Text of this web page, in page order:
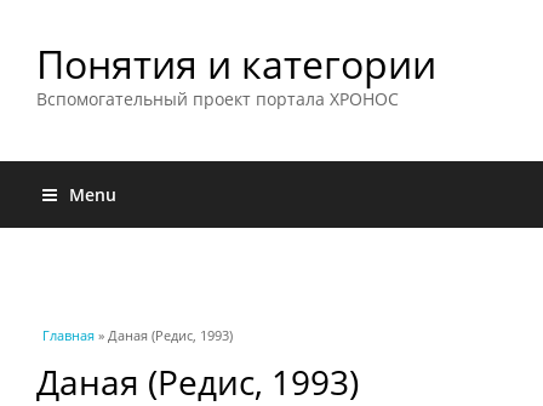
Понятия и категории
Вспомогательный проект портала ХРОНОС
Menu
Вы здесь
Главная » Даная (Редис, 1993)
Даная (Редис, 1993)